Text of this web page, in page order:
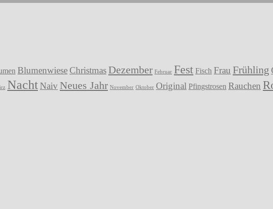
Blumenwiese ChristmasDezember Februar Fest Fisch Frau Frühling
NachtNaivNeues Jahr November Oktober Original Pfingstrosen Rauchen